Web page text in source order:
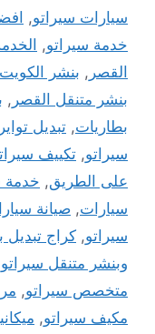
سيارات سيراتو,
خدمة سيراتو,
القصر , بنشر الكويت
بنشر متنقل القصر ,
بطاريات, تبديل تواير
سيراتو, تكييف
على الطريق, خدمة
سيارات, صيانة
سيراتو, كراج تبديل
وبنشر متنقل
متخصص سيراتو,
مكيف سيراتو,